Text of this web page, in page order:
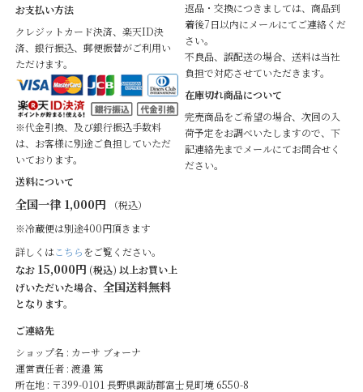
お支払い方法
クレジットカード決済、楽天ID決
済、銀行振込、郵便振替がご利用い
ただけます。
※代金引換、及び銀行振込手数料
は、お客様に別途ご負担していただ
いております。
送料について
全国一律 1,000円 （税込）
※冷蔵便は別途400円頂きます
詳しくはこちらをご覧ください。
なお 15,000円 (税込) 以上お買い上
げいただいた場合、 全国送料無料
となります。
返品・交換につきましては、商品到
着後7日以内にメールにてご連絡くだ
さい。
不良品、誤配送の場合、送料は当社
負担で対応させていただきます。
在庫切れ商品について
完売商品をご希望の場合、次回の入
荷予定をお調べいたしますので、下
記連絡先までメールにてお問合せく
ださい。
ご連絡先
ショップ名 : カーサ ブォーナ
運営責任者 : 渡邉 篤
所在地 : 〒399-0101 長野県諏訪郡富士見町境 6550-8